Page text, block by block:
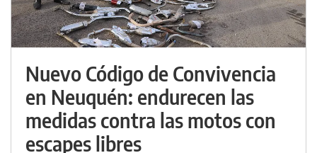
Nuevo Código de Convivencia
en Neuquén: endurecen las
medidas contra las motos con
escapes libres